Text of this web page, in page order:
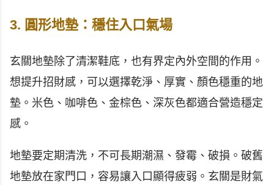
3. 圓形地墊：穩住入口氣場
玄關地墊除了清潔鞋底，也有界定內外空間的作用。
想提升招財感，可以選擇乾淨、厚實、顏色穩重的地
墊。米色、咖啡色、金棕色、深灰色都適合營造穩定
感。
地墊要定期清洗，不可長期潮濕、發霉、破損。破舊
地墊放在家門口，容易讓入口顯得疲弱。玄關是財氣